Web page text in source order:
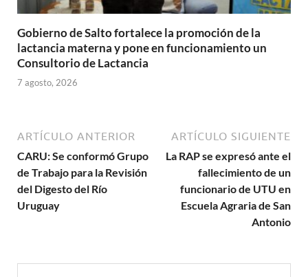
Gobierno de Salto fortalece la promoción de la
lactancia materna y pone en funcionamiento un
Consultorio de Lactancia
7 agosto, 2026
ARTÍCULO ANTERIOR
CARU: Se conformó Grupo
de Trabajo para la Revisión
del Digesto del Río
Uruguay
ARTÍCULO SIGUIENTE
La RAP se expresó ante el
fallecimiento de un
funcionario de UTU en
Escuela Agraria de San
Antonio